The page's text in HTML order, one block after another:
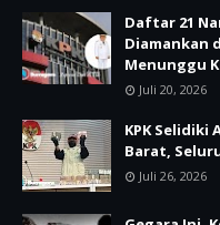
Daftar 21
Diamankan
Menunggu
Juli 20, 2026
KPK Selidiki
Barat,
Juli 26, 2026